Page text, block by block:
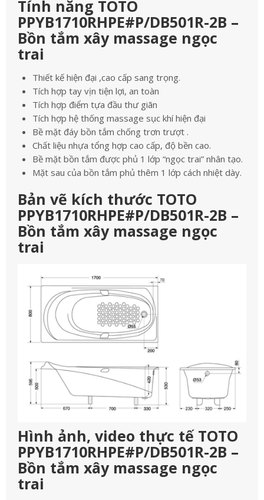
Tính năng TOTO
PPYB1710RHPE#P/DB501R-2B –
Bồn tắm xây massage ngọc
trai
Thiết kế hiện đại ,cao cấp sang trọng.
Tích hợp tay vịn tiện lợi, an toàn
Tích hợp điểm tựa đầu thư giãn
Tích hợp hệ thống massage sục khí hiện đại
Bề mặt đáy bồn tắm chống trơn trượt .
Chất liệu nhựa tổng hợp cao cấp, độ bền cao.
Bề mặt bồn tắm được phủ 1 lớp “ngọc trai” nhân tạo.
Mặt sau của bồn tắm phủ thêm 1 lớp cách nhiệt dày.
Bản vẽ kích thước TOTO
PPYB1710RHPE#P/DB501R-2B –
Bồn tắm xây massage ngọc
trai
Hình ảnh, video thực tế TOTO
PPYB1710RHPE#P/DB501R-2B –
Bồn tắm xây massage ngọc
trai